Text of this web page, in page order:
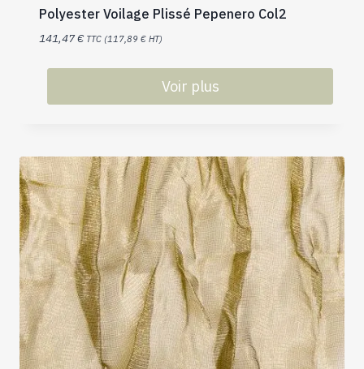
Polyester Voilage Plissé Pepenero Col2
141,47€ TTC (117,89 € HT)
Voir plus